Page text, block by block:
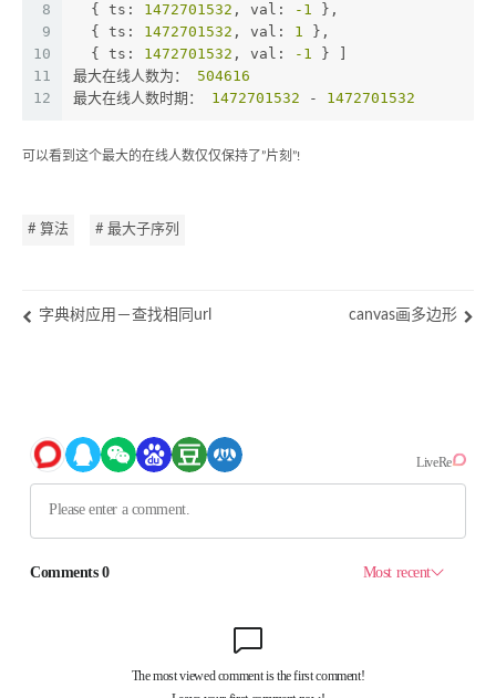
8
9
10
11
12
  {
ts : 1472701532 , val : -1 },
  {
ts : 1472701532 , val : 1 },
  {
ts : 1472701532 , val : -1 } ]
最大在线人数为： 504616
最大在线人数时期： 1472701532 - 1472701532
可以看到这个最大的在线人数仅仅保持了”片刻”!
# 算法 # 最大子序列
字典树应用－查找相同url canvas画多边形